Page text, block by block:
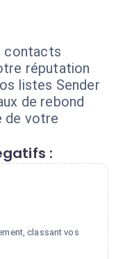
contacts
réputation
listes Sender
de rebond
de votre
:
classant vos